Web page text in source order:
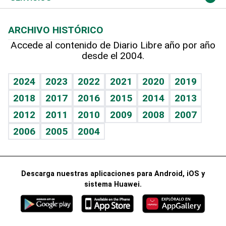
Hablando con el pediatra
Vida y familia
Eñe
Celebrando la vida
Sin complejos
En pocas palabras
Escuchando al corazón
Economía Personal
Línea de hit
BRV
TBT Deportivo
Más firmas
Hecho en casa
Guía del dinero
Cumpleaños
Horóscopos
Juegos
ARCHIVO HISTÓRICO
Accede al contenido de Diario Libre año por año
desde el 2004.
2024 2023 2022 2021 2020
2019
2018
2017 2016 2015 2014
2013
2012
2011 2010 2009 2008
2007
2006
2005 2004
Descarga nuestras aplicaciones para Android, iOS y
sistema Huawei.